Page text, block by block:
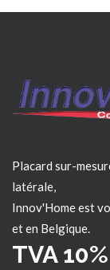
Placard sur-
latérale,
Innov'Home est
et en Belgique.
TVA 10%